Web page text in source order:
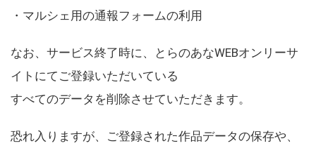
・マルシェ用の通報フォームの利用
なお、サービス終了時に、とらのあなWEBオンリーサ
イトにてご登録いただいている
すべてのデータを削除させていただきます。
恐れ入りますが、ご登録された作品データの保存や、